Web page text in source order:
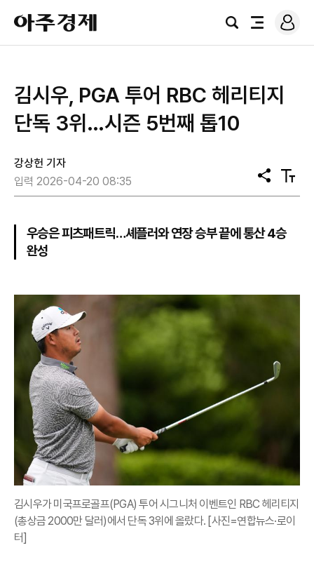
아
주
경
검
전
로
그
김시우, PGA 투어 RBC 헤리티지
단독 3위…시즌 5번째 톱10
강상헌 기자
입력 2026-04-20 08:35
공
유
텍
스
우승은 피츠패트릭…셰플러와 연장 승부 끝에 통산 4승
완성
김시우가 미국프로골프(PGA) 투어 시그니처 이벤트인 RBC 헤리티지
(총상금 2000만 달러)에서 단독 3위에 올랐다. [사진=연합뉴스·로이
터]